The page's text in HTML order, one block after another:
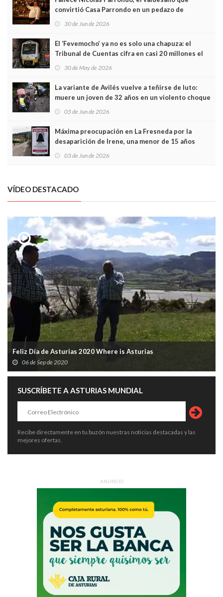
convirtió Casa Parrondo en un pedazo de
Asturias en Madrid
30 de Jun de 2026
El ‘Fevemocho’ ya no es solo una chapuza: el
Tribunal de Cuentas cifra en casi 20 millones el
sobrecoste de los trenes que no cabían por los
30 de May de 2026
La variante de Avilés vuelve a teñirse de luto:
muere un joven de 32 años en un violento choque
frontal
05 de Jun de 2026
Máxima preocupación en La Fresneda por la
desaparición de Irene, una menor de 15 años
03 de Jun de 2026
VÍDEO DESTACADO
Feliz Día de Asturias 2020 Where is Asturias
06 de Sep de 2020
SUSCRÍBETE A ASTURIAS MUNDIAL
Recibe directamente en tu buzón nuestras noticias destacadas y las
mejores ofertas.
ANUNCIO